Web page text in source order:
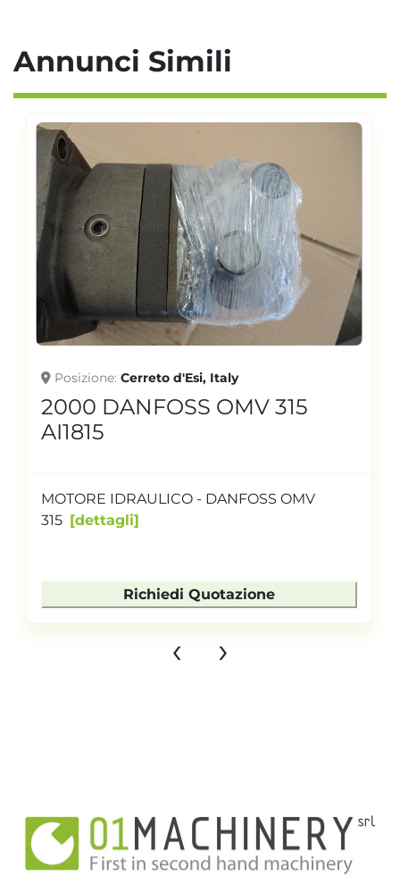
Annunci Simili
Posizione Cerreto d'Esi, Italy
2000 DANFOSS OMV 315
AI1815
MOTORE IDRAULICO - DANFOSS OMV
315
dettagli
Richiedi Quotazione
‹ ›